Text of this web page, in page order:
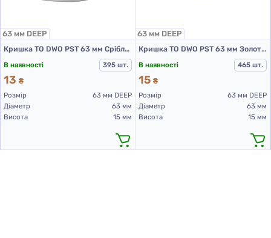
63 мм DEEP
Кришка ТО DWO PST 63 мм Срібло (ДІП)
В наявності
395 шт.
13 ₴
Розмір
63 мм DEEP
Діаметр
63 мм
Висота
15 мм
63 мм DEEP
Кришка ТО DWO PST 63 мм Золото (ДІП)
В наявності
465 шт.
15 ₴
Розмір
63 мм DEEP
Діаметр
63 мм
Висота
15 мм